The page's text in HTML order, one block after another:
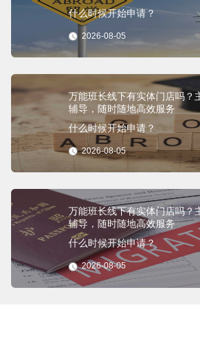
什么时候开始申请？
2026-08-05
万能班长线下有实体门店吗？
辅导，随时随地高效服务
什么时候开始申请？
2026-08-05
万能班长线下有实体门店吗？
辅导，随时随地高效服务
什么时候开始申请？
2026-08-05